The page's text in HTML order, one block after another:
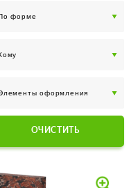
ОЧИСТИТЬ